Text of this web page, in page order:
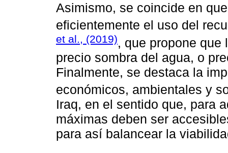
Asimismo, se coincide en
eficientemente el uso del
et al., (2019), que propone que
precio sombra del agua, o
Finalmente, se destaca la
económicos, ambientales y
Iraq, en el sentido que, para
máximas deben ser
para así balancear la